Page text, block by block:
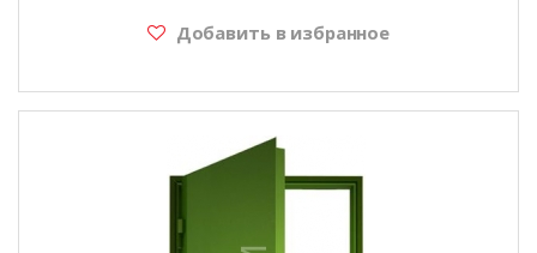
Добавить в избранное